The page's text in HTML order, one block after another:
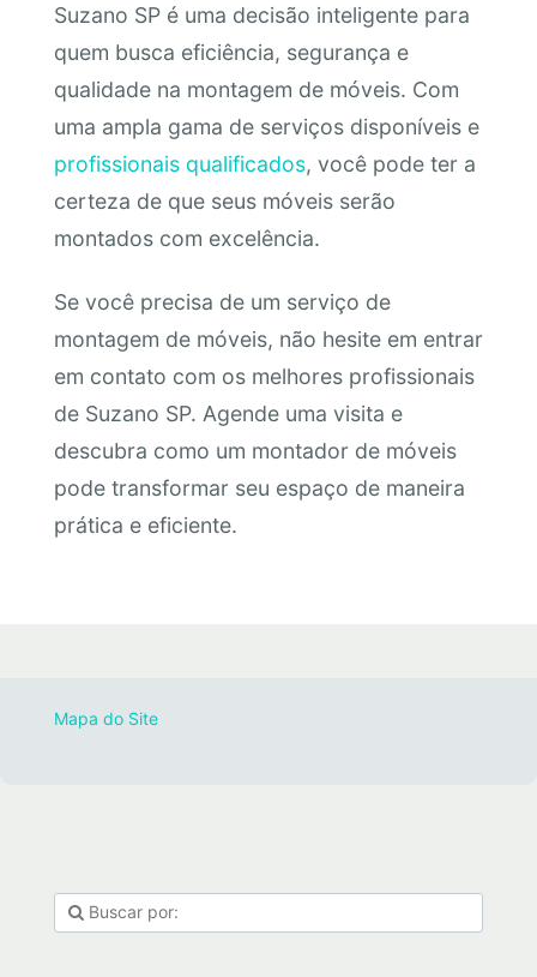
Suzano SP é uma decisão inteligente para
quem busca eficiência, segurança e
qualidade na montagem de móveis. Com
uma ampla gama de serviços disponíveis e
profissionais qualificados, você pode ter a
certeza de que seus móveis serão
montados com excelência.
Se você precisa de um serviço de
montagem de móveis, não hesite em entrar
em contato com os melhores profissionais
de Suzano SP. Agende uma visita e
descubra como um montador de móveis
pode transformar seu espaço de maneira
prática e eficiente.
Mapa do Site